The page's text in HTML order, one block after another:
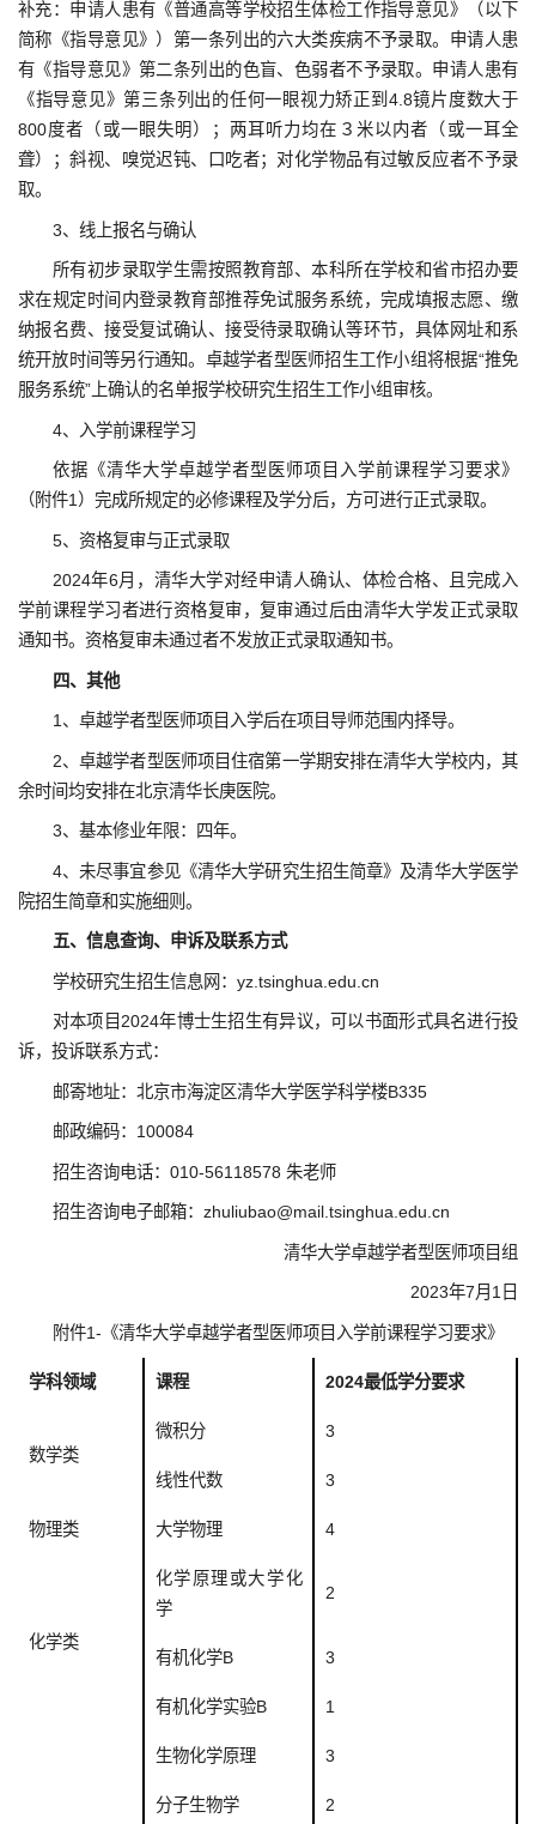
补充：申请人患有《普通高等学校招生体检工作指导意见》（以下
简称《指导意见》）第一条列出的六大类疾病不予录取。申请人患
有《指导意见》第二条列出的色盲、色弱者不予录取。申请人患有
《指导意见》第三条列出的任何一眼视力矫正到4.8镜片度数大于
800度者（或一眼失明）；两耳听力均在３米以内者（或一耳全
聋）；斜视、嗅觉迟钝、口吃者；对化学物品有过敏反应者不予录
取。
3、线上报名与确认
所有初步录取学生需按照教育部、本科所在学校和省市招办要
求在规定时间内登录教育部推荐免试服务系统，完成填报志愿、缴
纳报名费、接受复试确认、接受待录取确认等环节，具体网址和系
统开放时间等另行通知。卓越学者型医师招生工作小组将根据“推免
服务系统”上确认的名单报学校研究生招生工作小组审核。
4、入学前课程学习
依据《清华大学卓越学者型医师项目入学前课程学习要求》
（附件1）完成所规定的必修课程及学分后，方可进行正式录取。
5、资格复审与正式录取
2024年6月，清华大学对经申请人确认、体检合格、且完成入
学前课程学习者进行资格复审，复审通过后由清华大学发正式录取
通知书。资格复审未通过者不发放正式录取通知书。
四、其他
1、卓越学者型医师项目入学后在项目导师范围内择导。
2、卓越学者型医师项目住宿第一学期安排在清华大学校内，其
余时间均安排在北京清华长庚医院。
3、基本修业年限：四年。
4、未尽事宜参见《清华大学研究生招生简章》及清华大学医学
院招生简章和实施细则。
五、信息查询、申诉及联系方式
学校研究生招生信息网：yz.tsinghua.edu.cn
对本项目2024年博士生招生有异议，可以书面形式具名进行投
诉，投诉联系方式：
邮寄地址：北京市海淀区清华大学医学科学楼B335
邮政编码：100084
招生咨询电话：010-56118578 朱老师
招生咨询电子邮箱：zhuliubao@mail.tsinghua.edu.cn
清华大学卓越学者型医师项目组
2023年7月1日
附件1-《清华大学卓越学者型医师项目入学前课程学习要求》
学科领域 课程 2024最低学分要求
数学类
微积分 3
线性代数 3
物理类 大学物理 4
化学类
化学原理或大学化
学
2
有机化学B 3
有机化学实验B 1
生物化学原理 3
分子生物学 2